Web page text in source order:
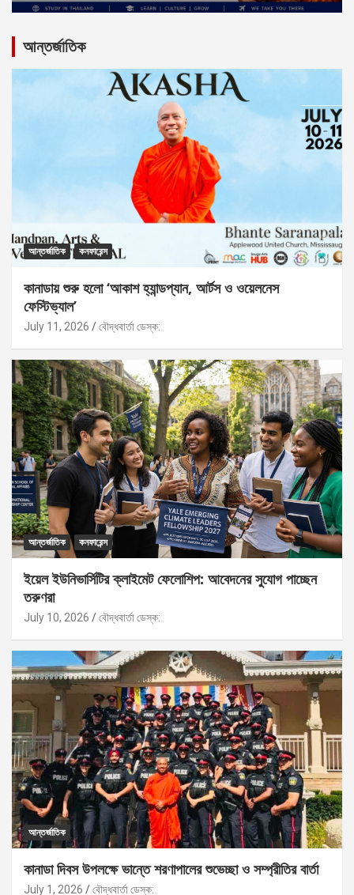
আন্তর্জাতিক
আন্তর্জাতিক কনফারেন্স
কানাডায় শুরু হলো ‘আকাশ হ্যান্ডপ্যান, আর্টস ও ওয়েলনেস
ফেস্টিভ্যাল’
July 11, 2026 বৌদ্ধবার্তা ডেস্ক:
আন্তর্জাতিক কনফারেন্স
ইয়েল ইউনিভার্সিটির ক্লাইমেট ফেলোশিপ: আবেদনের সুযোগ পাচ্ছেন
তরুণরা
July 10, 2026 বৌদ্ধবার্তা ডেস্ক:
আন্তর্জাতিক
কানাডা দিবস উপলক্ষে ভান্তে শরণাপালের শুভেচ্ছা ও সম্প্রীতির বার্তা
July 1, 2026 বৌদ্ধবার্তা ডেস্ক: